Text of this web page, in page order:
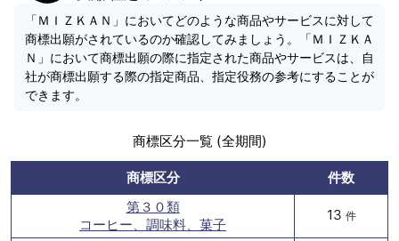
「ＭＩＺＫＡＮ」においてどのような商品やサービスに対して
商標出願がされているのか確認してみましょう。「ＭＩＺＫＡ
Ｎ」において商標出願の際に指定された商品やサービスは、自
社が商標出願する際の指定商品、指定役務の参考にすることが
できます。
商標区分一覧 (全期間)
商標区分
件数
第３０類
コーヒー、調味料、菓子
13 件